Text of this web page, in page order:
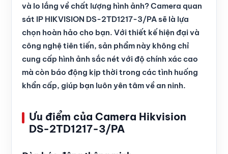
và lo lắng về chất lượng hình ảnh? Camera quan
sát IP HIKVISION DS-2TD1217-3/PA sẽ là lựa
chọn hoàn hảo cho bạn. Với thiết kế hiện đại và
công nghệ tiên tiến, sản phẩm này không chỉ
cung cấp hình ảnh sắc nét với độ chính xác cao
mà còn báo động kịp thời trong các tình huống
khẩn cấp, giúp bạn luôn yên tâm về an ninh.
Ưu điểm của Camera Hikvision
DS-2TD1217-3/PA